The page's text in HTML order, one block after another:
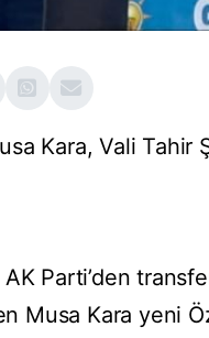
Kara, Vali Tahir
Parti’den
Musa Kara yeni